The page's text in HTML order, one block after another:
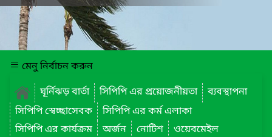
মেনু নির্বাচন করুন
ঘূর্নিঝড় বার্তা
সিপিপি এর প্রয়োজনীয়তা
ব্যবস্থাপনা
সিপিপি স্বেচ্ছাসেবক
সিপিপি এর কর্ম এলাকা
সিপিপি এর কার্যক্রম
অর্জন নোটিশ
ওয়েবমেইল